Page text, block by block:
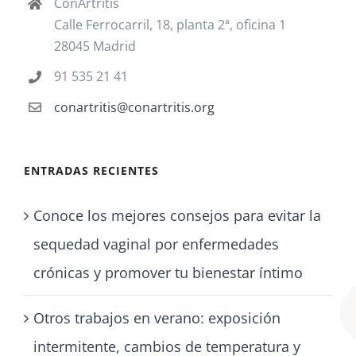
Calle Ferrocarril, 18, planta 2ª, oficina 1
28045 Madrid
91 535 21 41
conartritis@conartritis.org
ENTRADAS RECIENTES
Conoce los mejores consejos para evitar la
sequedad vaginal por enfermedades
crónicas y promover tu bienestar íntimo
Otros trabajos en verano: exposición
intermitente, cambios de temperatura y